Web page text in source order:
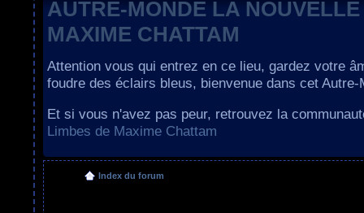
AUTRE-MONDE LA
MAXIME CHATTAM
Attention vous qui entrez en ce lieu, gardez votre
foudre des éclairs bleus, bienvenue dans cet Autre-
Et si vous n'avez pas peur, retrouvez la
Limbes de Maxime Chattam
Index du forum